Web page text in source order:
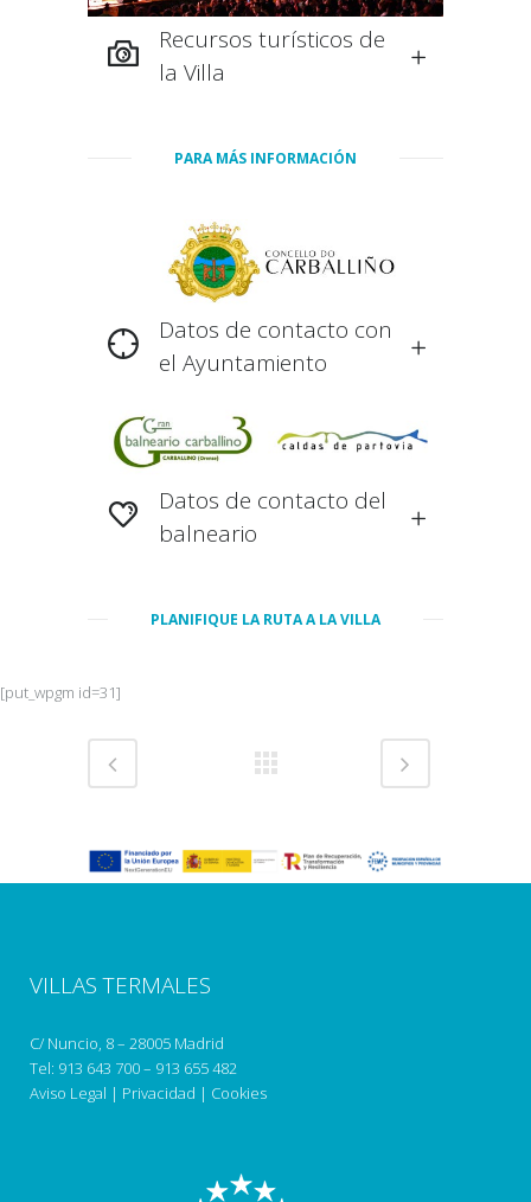
Recursos turísticos de
la Villa
PARA MÁS INFORMACIÓN
Datos de contacto con
el Ayuntamiento
Datos de contacto del
balneario
PLANIFIQUE LA RUTA A LA VILLA
[put_wpgm id=31]
VILLAS TERMALES
C/ Nuncio, 8 – 28005 Madrid
Tel: 913 643 700– 913 655 482
Aviso Legal | Privacidad | Cookies